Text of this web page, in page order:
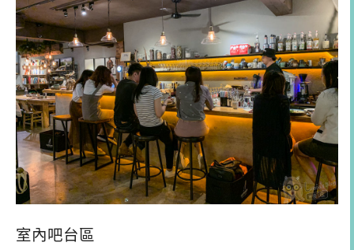
室內吧台區